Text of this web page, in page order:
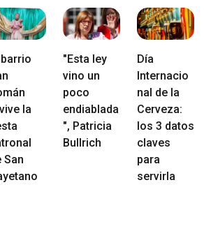
barrio
la
San
"Esta ley
vino un
poco
endiablada
", Patricia
Bullrich
Día
Internacio
nal de la
Cerveza:
los 3 datos
claves
para
servirla